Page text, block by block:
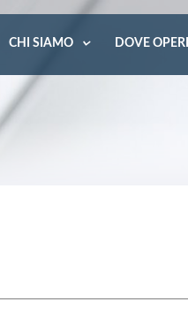
CHI SIAMO DOVE